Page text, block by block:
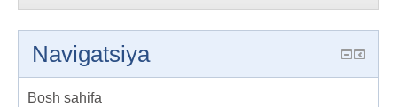
Navigatsiya
Bosh sahifa